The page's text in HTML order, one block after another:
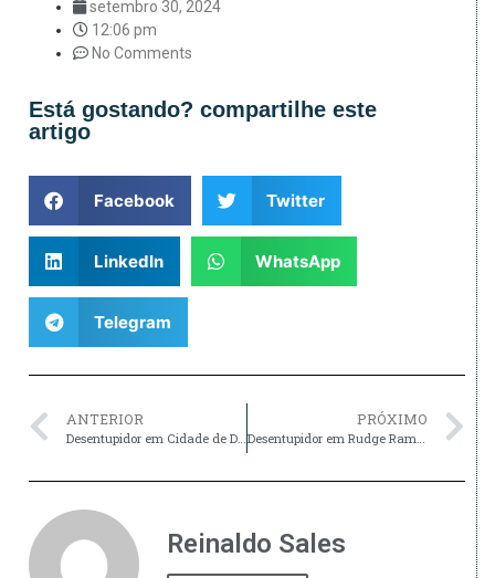
setembro 30, 2024
12:06 pm
No Comments
Está gostando? compartilhe este
artigo
Facebook Twitter
LinkedIn WhatsApp
Telegram
ANTERIOR
Desentupidor em Cidade de Deus, SP
PRÓXIMO
Desentupidor em Rudge Ramos, SP
Reinaldo Sales